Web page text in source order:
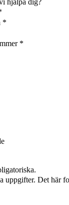
hjälpa dig?
*
*
uppgifter. Det